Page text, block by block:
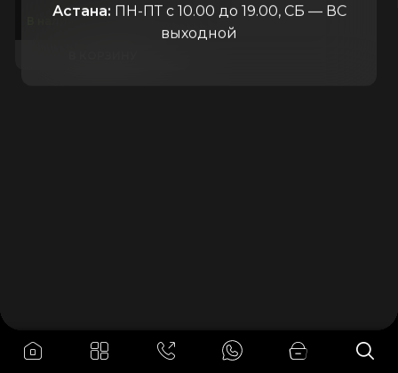
В наличии 100.000 ₸
Астана: ПН-ПТ с 10.00 до 19.00, СБ — ВС
выходной